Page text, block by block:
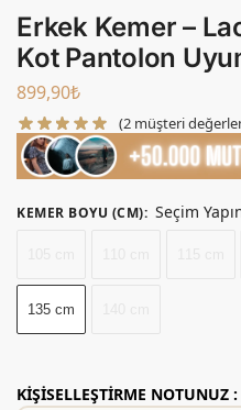
Erkek Kemer –
Kot Pantolon
899,90₺
(2 müşteri
KEMER BOYU (CM): Seçim
135 cm
KİŞİSELLEŞTİRME NOTUNUZ :